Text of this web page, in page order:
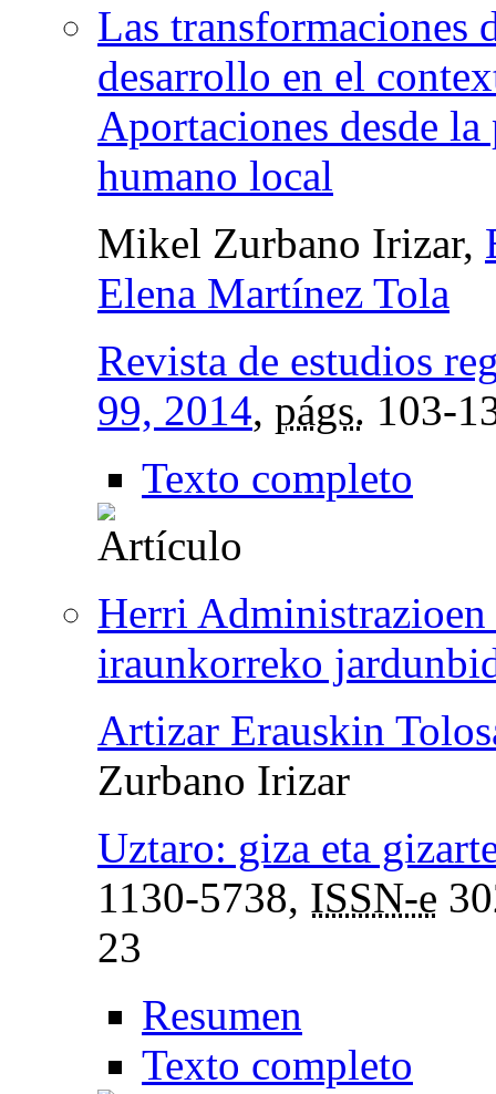
Las transformaciones
desarrollo en el
Aportaciones desde
humano local
Mikel Zurbano Irizar,
Elena Martínez Tola
Revista de estudios
99, 2014, págs. 103-
Texto completo
Herri Administrazioen
iraunkorreko
Artizar Erauskin
Zurbano Irizar
Uztaro: giza eta
1130-5738, ISSN-e
23
Resumen
Texto completo